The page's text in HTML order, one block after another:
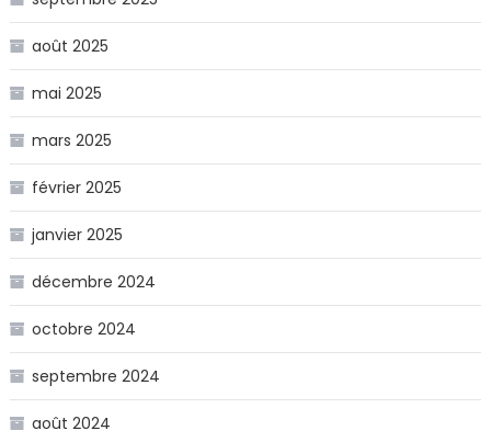
août 2025
mai 2025
mars 2025
février 2025
janvier 2025
décembre 2024
octobre 2024
septembre 2024
août 2024